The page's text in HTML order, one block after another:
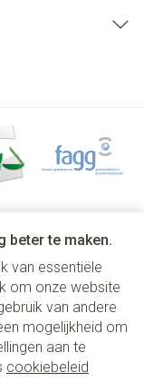
beter te maken.
van essentiële
om onze website
van andere
mogelijkheid om
aan te
cookiebeleid